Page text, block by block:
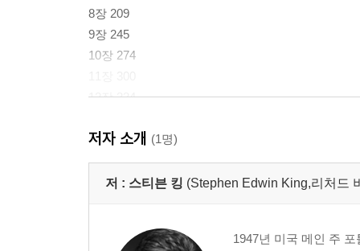
8장 209
9장 245
10장 274
12장 334
『빌리 서머스 2』
16장 77
저자 소개 (1명)
저 : 스티븐 킹 (Stephen Edwin King,리처드
1947년 미국 메인 주